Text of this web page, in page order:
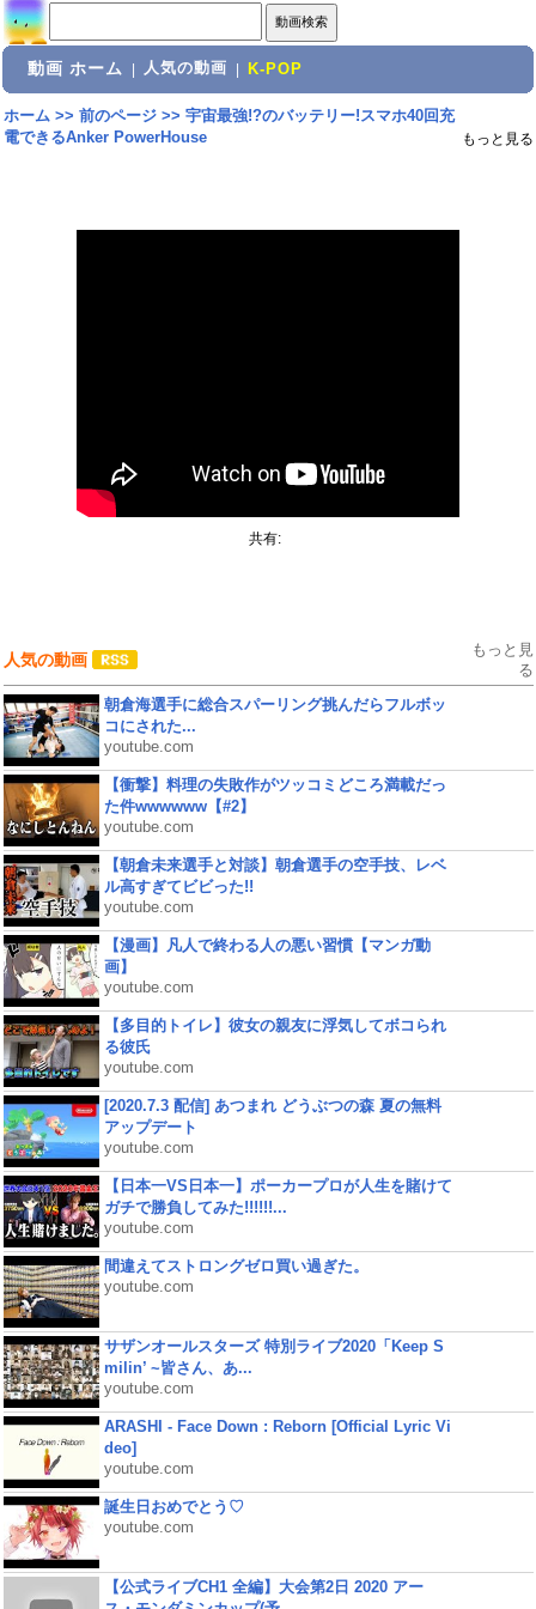
動画 ホーム 人気の動画 K-POP
ホーム>> 前のページ>> 宇宙最強!?のバッテリー!スマホ40回充
電できるAnker PowerHouse
もっと見る
共有:
人気の動画
もっと見
る
朝倉海選手に総合スパーリング挑んだらフルボッ
コにされた...
youtube.com
【衝撃】料理の失敗作がツッコミどころ満載だっ
た件wwwwww【#2】
youtube.com
【朝倉未来選手と対談】朝倉選手の空手技、レベ
ル高すぎてビビった!!
youtube.com
【漫画】凡人で終わる人の悪い習慣【マンガ動
画】
youtube.com
【多目的トイレ】彼女の親友に浮気してボコられ
る彼氏
youtube.com
[2020.7.3 配信] あつまれ どうぶつの森 夏の無料
アップデート
youtube.com
【日本一VS日本一】ポーカープロが人生を賭けて
ガチで勝負してみた!!!!!!...
youtube.com
間違えてストロングゼロ買い過ぎた。
youtube.com
サザンオールスターズ 特別ライブ2020「Keep S
milin’ ~皆さん、あ...
youtube.com
ARASHI - Face Down : Reborn [Official Lyric Vi
deo]
youtube.com
誕生日おめでとう♡
youtube.com
【公式ライブCH1 全編】大会第2日 2020 アー